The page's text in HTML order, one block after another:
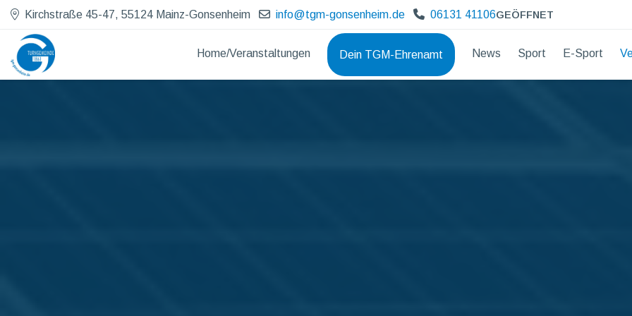
Kirchstraße 45-47, 55124 Mainz-Gonsenheim info@tgm-gonsenheim.de 06131 41106GEÖFFNET
Home/Veranstaltungen Dein TGM-Ehrenamt News Sport E-Sport